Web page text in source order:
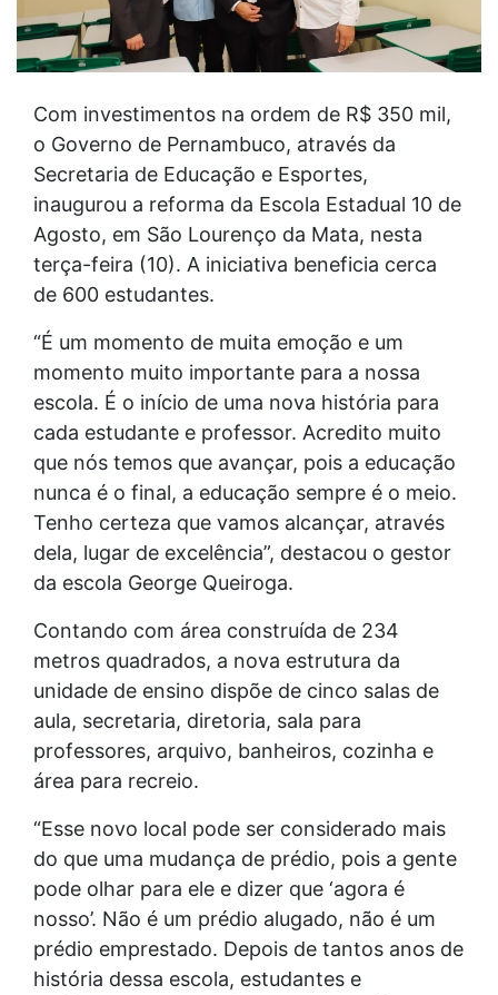
Com investimentos na ordem de R$ 350 mil,
o Governo de Pernambuco, através da
Secretaria de Educação e Esportes,
inaugurou a reforma da Escola Estadual 10 de
Agosto, em São Lourenço da Mata, nesta
terça-feira (10). A iniciativa beneficia cerca
de 600 estudantes.
“É um momento de muita emoção e um
momento muito importante para a nossa
escola. É o início de uma nova história para
cada estudante e professor. Acredito muito
que nós temos que avançar, pois a educação
nunca é o final, a educação sempre é o meio.
Tenho certeza que vamos alcançar, através
dela, lugar de excelência”, destacou o gestor
da escola George Queiroga.
Contando com área construída de 234
metros quadrados, a nova estrutura da
unidade de ensino dispõe de cinco salas de
aula, secretaria, diretoria, sala para
professores, arquivo, banheiros, cozinha e
área para recreio.
“Esse novo local pode ser considerado mais
do que uma mudança de prédio, pois a gente
pode olhar para ele e dizer que ‘agora é
nosso’. Não é um prédio alugado, não é um
prédio emprestado. Depois de tantos anos de
história dessa escola, estudantes e